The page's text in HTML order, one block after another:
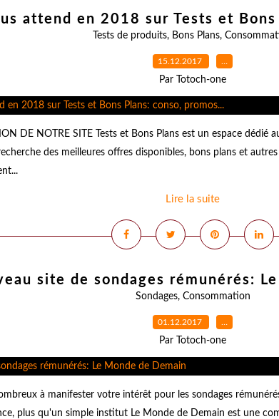
attend en 2018 sur Tests et
Tests de produits, Bons Plans,
15.12.2017 …
Par Totoch-one
DE NOTRE SITE Tests et Bons Plans est un espace
des meilleures offres disponibles, bons plans et
Lire la suite
site de sondages rémunérés:
Sondages, Consommation
01.12.2017 …
Par Totoch-one
à manifester votre intérêt pour les sondages
plus qu'un simple institut Le Monde de Demain est une